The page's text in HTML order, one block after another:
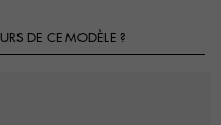
DE CE MODÈLE ?